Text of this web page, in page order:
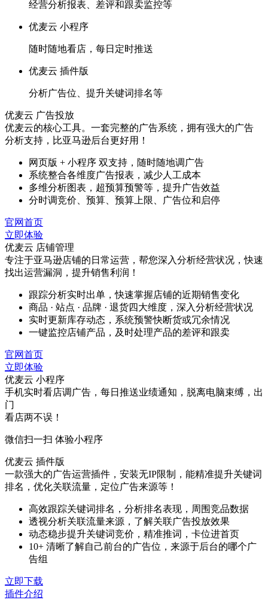
经营分析报表、差评和跟卖监控等
优麦云 小程序
随时随地看店，每日定时推送
优麦云 插件版
分析广告位、提升关键词排名等
优麦云 广告投放
优麦云的核心工具。一套完整的广告系统，拥有强大的广告
分析支持，比亚马逊后台更好用！
网页版 + 小程序 双支持，随时随地调广告
系统整合各维度广告报表，减少人工成本
多维分析图表，超预算预警等，提升广告效益
分时调竞价、预算、预算上限、广告位和启停
官网首页
立即体验
优麦云 店铺管理
专注于亚马逊店铺的日常运营，帮您深入分析经营状况，快速
找出运营漏洞，提升销售利润！
跟踪分析实时出单，快速掌握店铺的近期销售变化
商品 · 站点 · 品牌 · 退货四大维度，深入分析经营状况
实时更新库存动态，系统预警快断货或冗余情况
一键监控店铺产品，及时处理产品的差评和跟卖
官网首页
立即体验
优麦云 小程序
手机实时看店调广告，每日推送业绩通知，脱离电脑束缚，出
门
看店两不误！
微信扫一扫 体验小程序
优麦云 插件版
一款强大的广告运营插件，安装无IP限制，能精准提升关键词
排名，优化关联流量，定位广告来源等！
高效跟踪关键词排名，分析排名表现，周围竞品数据
透视分析关联流量来源，了解关联广告投放效果
动态稳步提升关键词竞价，精准推词，卡位进首页
10+ 清晰了解自己前台的广告位，来源于后台的哪个广
告组
立即下载
插件介绍